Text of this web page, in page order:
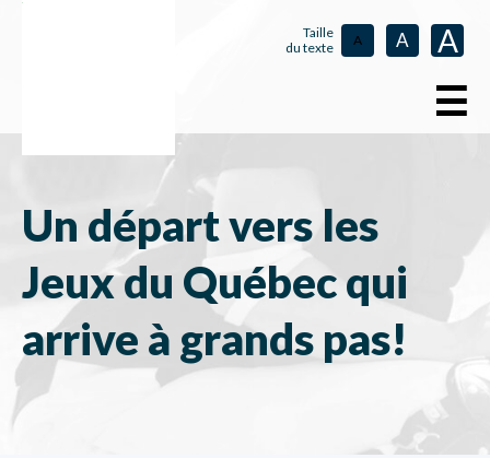
Taille
du texte
A A A
☰
Un départ vers les
Jeux du Québec qui
arrive à grands pas!